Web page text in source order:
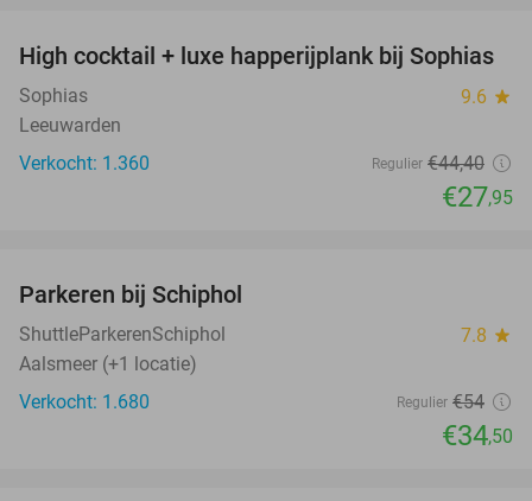
37%
High cocktail + luxe happerijplank bij Sophias
Sophias 9.6 star
Leeuwarden
Verkocht: 1.360
Regulier €44,40
€27,95
Parkeren bij Schiphol
ShuttleParkerenSchiphol 7.8 star
Aalsmeer (+1 locatie)
Verkocht: 1.680
Regulier €54
€34,50